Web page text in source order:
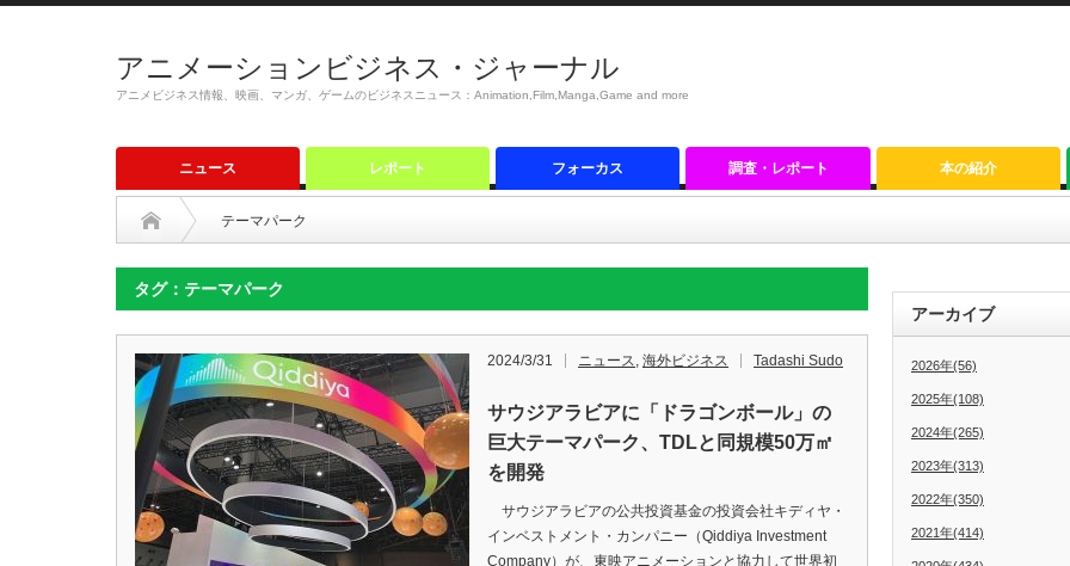
アニメーションビジネス・ジャーナル
アニメビジネス情報、映画、マンガ、ゲームのビジネスニュース：Animation,Film,Manga,Game and more
ニュース レポート フォーカス 調査・レポート 本の紹介
テーマパーク
タグ：テーマパーク
2024/3/31 ニュース, 海外ビジネス Tadashi Sudo
サウジアラビアに「ドラゴンボール」の
巨大テーマパーク、TDLと同規模50万㎡
を開発
サウジアラビアの公共投資基金の投資会社キディヤ・
インベストメント・カンパニー（Qiddiya Investment
Company）が、東映アニメーションと協力して世界初
アーカイブ
2026年(56)
2025年(108)
2024年(265)
2023年(313)
2022年(350)
2021年(414)